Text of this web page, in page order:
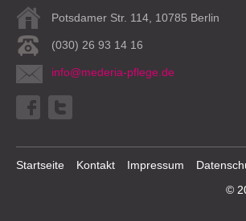
Potsdamer Str. 114, 10785 Berlin
(030) 26 93 14 16
info@mederia-pflege.de
Startseite Kontakt Impressum
©